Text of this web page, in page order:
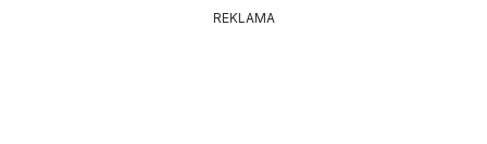
REKLAMA